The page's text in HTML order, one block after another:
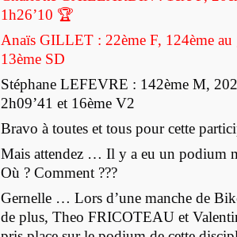
1h26’10 🏆
Anaïs GILLET : 22ème F, 124ème au
13ème SD
Stéphane LEFEVRE : 142ème M,
2h09’41 et 16ème V2
Bravo à toutes et tous pour cette
Mais attendez … Il y a eu un podium
Où ? Comment ???
Gernelle … Lors d’une manche de
de plus, Theo FRICOTEAU et